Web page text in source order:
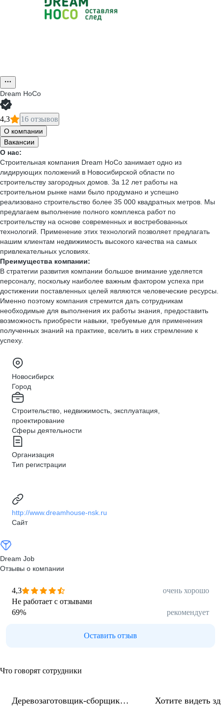
Dream HoCo
4,3 16 отзывов
О компании
Вакансии
О нас:
Строительная компания Dream HoCo занимает одно из
лидирующих положений в Новосибирской области по
строительству загородных домов. За 12 лет работы на
строительном рынке нами было продумано и успешно
реализовано строительство более 35 000 квадратных метров. Мы
предлагаем выполнение полного комплекса работ по
строительству на основе современных и востребованных
технологий. Применение этих технологий позволяет предлагать
нашим клиентам недвижимость высокого качества на самых
привлекательных условиях.
Преимущества компании:
В стратегии развития компании большое внимание уделяется
персоналу, поскольку наиболее важным фактором успеха при
достижении поставленных целей являются человеческие ресурсы.
Именно поэтому компания стремит­ся дать сотрудникам
необходимые для выполнения их работы знания, предоставить
возможность при­обрести навыки, требуемые для применения
полученных знаний на практике, вселить в них стремле­ние к
успеху.
Новосибирск
Город
Строительство, недвижимость, эксплуатация,
проектирование
Сферы деятельности
Организация
Тип регистрации
http://www.dreamhouse-nsk.ru
Сайт
Dream Job
Отзывы о компании
4,3
очень хорошо
Не работает с отзывами
69% рекомендует
Оставить отзыв
Что говорят сотрудники
Деревозаготовщик-сборщик
Хотите видеть